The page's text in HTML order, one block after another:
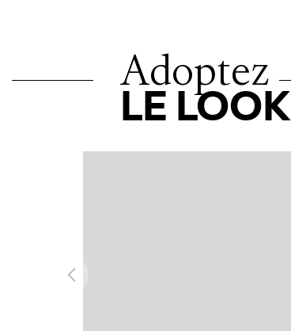
Adoptez
LE LOOK